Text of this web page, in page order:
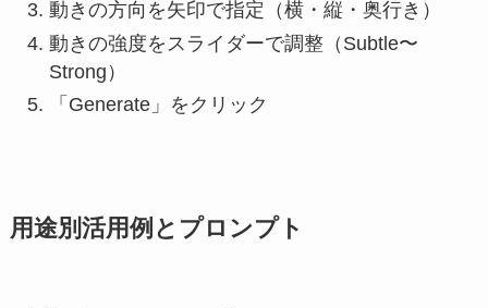
動きの方向を矢印で指定（横・縦・奥行き）
動きの強度をスライダーで調整（Subtle〜
Strong）
「Generate」をクリック
用途別活用例とプロンプト